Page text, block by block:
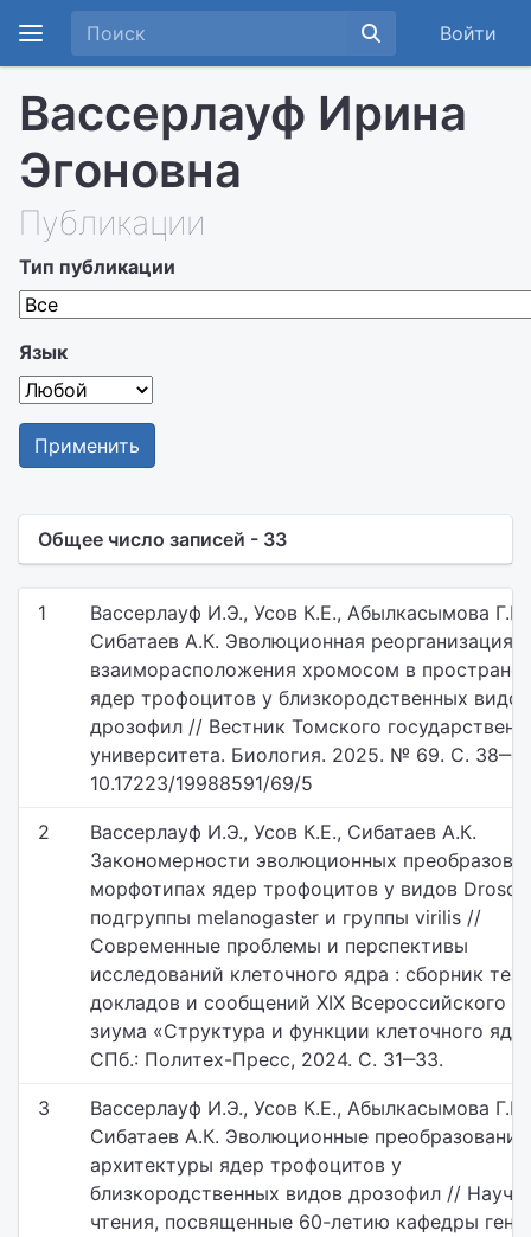
Войти
Вассерлауф Ирина
Эгоновна
Публикации
Тип публикации
Язык
Применить
Общее число записей - 33
1
Вассерлауф И.Э., Усов К.Е., Абылкасымова
Сибатаев А.К. Эволюционная реорганизация
взаиморасположения хромосом в
ядер трофоцитов у близкородственных видов
дрозофил // Вестник Томского
университета. Биология. 2025. № 69. С.
10.17223/19988591/69/5
2
Вассерлауф И.Э., Усов К.Е., Сибатаев А.К.
Закономерности эволюционных
морфотипах ядер трофоцитов у видов
подгруппы melanogaster и группы virilis //
Современные проблемы и перспективы
исследований клеточного ядра : сборник
докладов и сообщений XIX Всероссийского
зиума «Структура и функции клеточного
СПб.: Политех-Пресс, 2024. С. 31‒33.
3
Вассерлауф И.Э., Усов К.Е., Абылкасымова
Сибатаев А.К. Эволюционные преобразования
архитектуры ядер трофоцитов у
близкородственных видов дрозофил //
чтения, посвященные 60-летию кафедры